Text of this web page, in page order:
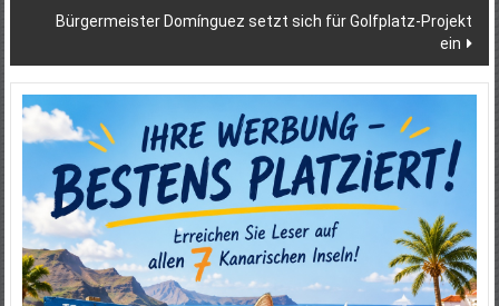
Bürgermeister Domínguez setzt sich für Golfplatz-Projekt
ein